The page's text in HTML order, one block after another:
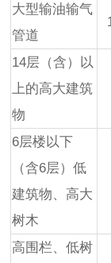
大型输油输气
管道
14层（含）以
上的高大建筑
物
6层楼以下
（含6层）低
建筑物、高大
树木
高围栏、低树